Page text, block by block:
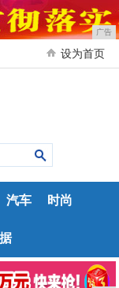
广告
设为首页
汽车 时尚